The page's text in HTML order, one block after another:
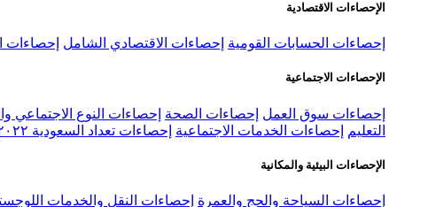
الإحصاءات الاقتصادية
إحصاءات الحسابات القومية إحصاءات الاقتصادي الشامل إحصاءات
الإحصاءات الاجتماعية
إحصاءات سوق العمل إحصاءات الصحة إحصاءات النوع الاجتماعي
التعليم
إحصاءات الخدمات الاجتماعية إحصاءات تعداد السعودية ٢٠٢٢
الإحصاءات البيئية والمكانية
إحصاءات السياحة والحج والعمرة إحصاءات النقل والخدمات